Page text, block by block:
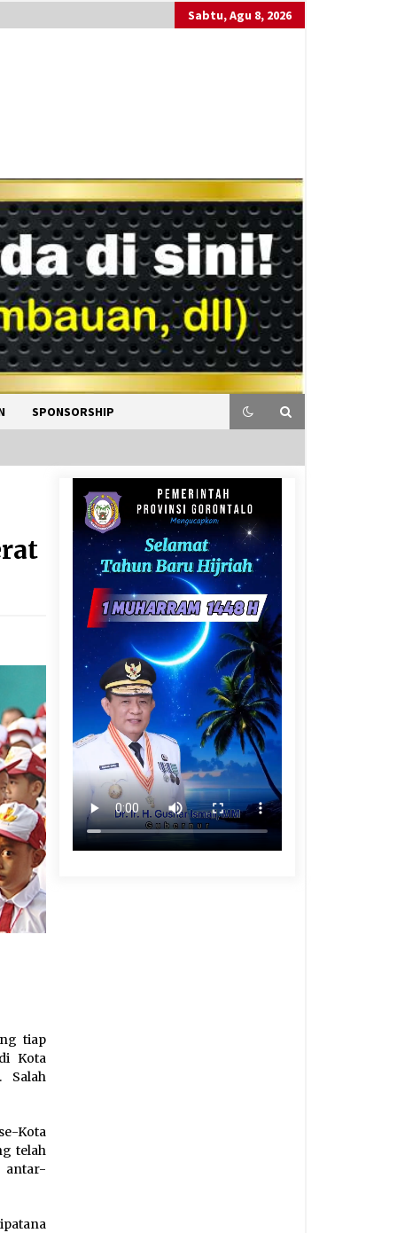
Sabtu, Agu 8, 2026
SPONSORSHIP
tiap
Kota
Salah
Kota
telah
antar-